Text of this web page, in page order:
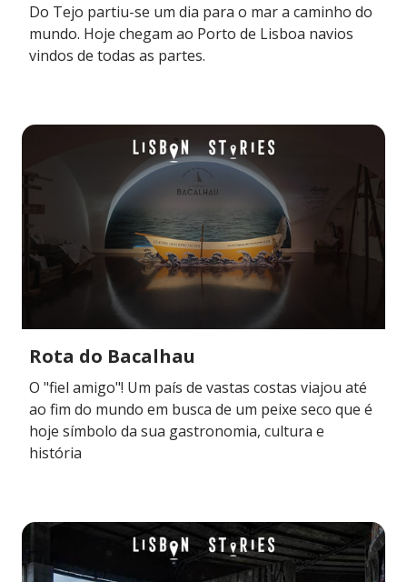
Do Tejo partiu-se um dia para o mar a caminho do
mundo. Hoje chegam ao Porto de Lisboa navios
vindos de todas as partes.
Rota do Bacalhau
O "fiel amigo"! Um país de vastas costas viajou até
ao fim do mundo em busca de um peixe seco que é
hoje símbolo da sua gastronomia, cultura e
história